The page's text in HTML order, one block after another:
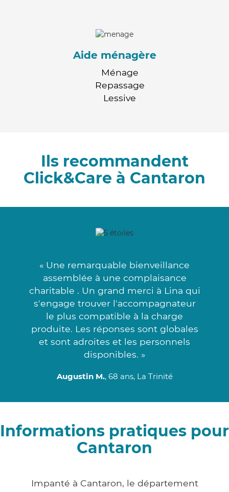
Aide ménagère
Ménage
Repassage
Lessive
Ils recommandent
Click&Care à Cantaron
« Une remarquable bienveillance
assemblée à une complaisance
charitable . Un grand merci à Lina qui
s'engage trouver l'accompagnateur
le plus compatible à la charge
produite. Les réponses sont globales
et sont adroites et les personnels
disponibles. »
Augustin M., 68 ans, La Trinité
Informations pratiques pour
Cantaron
Impanté à Cantaron, le département